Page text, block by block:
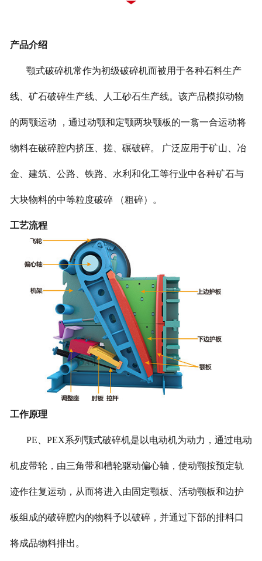
产品介绍
颚式破碎机常作为初级破碎机而被用于各种石料生产
线、矿石破碎生产线、人工砂石生产线。该产品模拟动物
的两颚运动 ，通过动颚和定颚两块颚板的一翕一合运动将
物料在破碎腔内挤压、搓、碾破碎。 广泛应用于矿山、冶
金、建筑、公路、铁路、水利和化工等行业中各种矿石与
大块物料的中等粒度破碎 （粗碎）。
工艺流程
工作原理
PE、PEX系列颚式破碎机是以电动机为动力，通过电动
机皮带轮，由三角带和槽轮驱动偏心轴，使动颚按预定轨
迹作往复运动，从而将进入由固定颚板、活动颚板和边护
板组成的破碎腔内的物料予以破碎，并通过下部的排料口
将成品物料排出。